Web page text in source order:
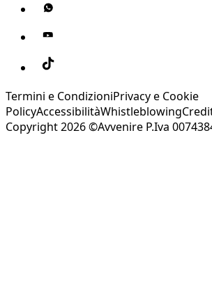
Termini e CondizioniPrivacy e Cookie
PolicyAccessibilitàWhistleblowing
Copyright 2026 ©Avvenire P.Iva